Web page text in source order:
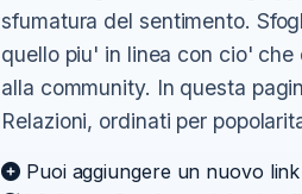
sfumatura del sentimento.
quello piu' in linea con cio'
alla community. In questa
Relazioni, ordinati per
Puoi aggiungere un nuovo link